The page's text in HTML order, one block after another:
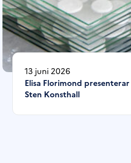
13 juni 2026
Elisa Florimond
Sten Konsthall